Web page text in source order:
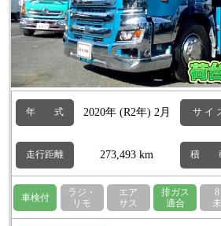
年 式 2020年 (R2年) 2月 サ イ
走行距離 273,493 km 積
車検付
ラジ・
リモ
エア
サス
排ガス
適合
8